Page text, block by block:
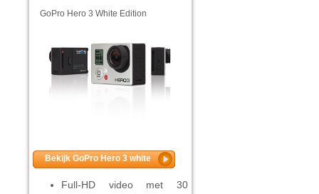
GoPro Hero 3 White Edition
Bekijk GoPro Hero 3 white
Full-HD video met 30